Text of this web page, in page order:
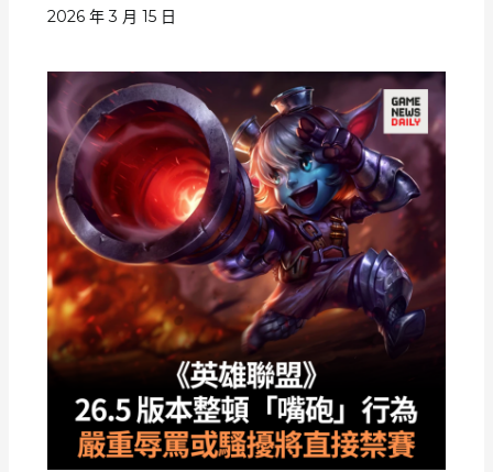
2026 年 3 月 15 日